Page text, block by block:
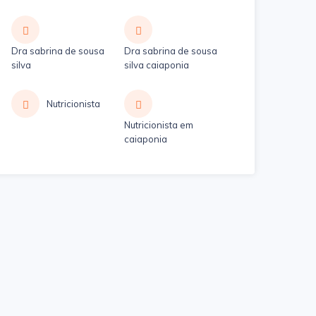
Dra sabrina de sousa
silva
Dra sabrina de sousa
silva caiaponia
Nutricionista
Nutricionista em
caiaponia